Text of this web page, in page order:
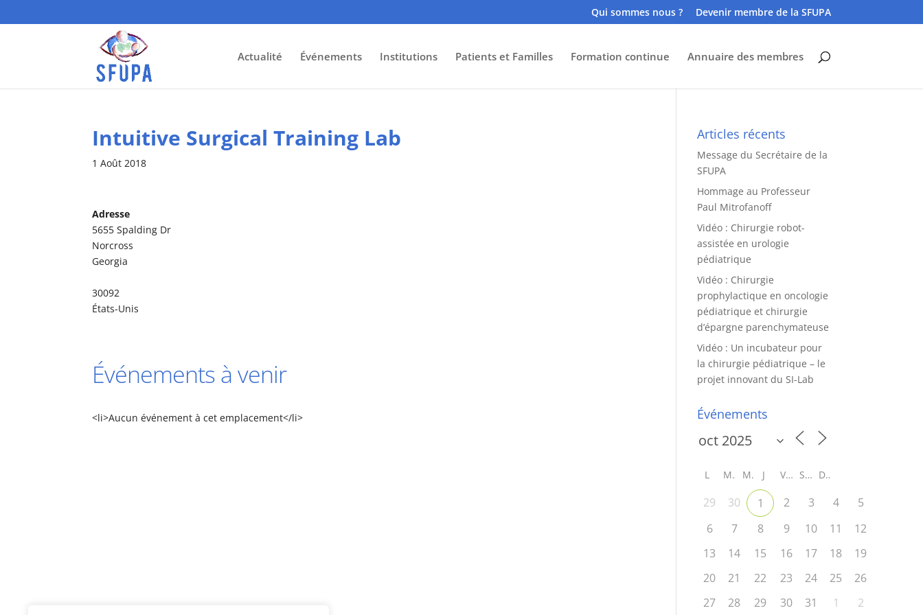
Qui sommes nous ? Devenir membre de la SFUPA
Actualité Événements Institutions Patients et Familles Formation continue Annuaire des membres
Intuitive Surgical Training Lab
1 Août 2018
Adresse
5655 Spalding Dr
Norcross
Georgia
30092
États-Unis
Événements à venir
<li>Aucun événement à cet emplacement</li>
Articles récents
Message du Secrétaire de la
SFUPA
Hommage au Professeur
Paul Mitrofanoff
Vidéo : Chirurgie robot-
assistée en urologie
pédiatrique
Vidéo : Chirurgie
prophylactique en oncologie
pédiatrique et chirurgie
d’épargne parenchymateuse
Vidéo : Un incubateur pour
la chirurgie pédiatrique – le
projet innovant du SI-Lab
Événements
L M M J V S D
29 30 1 2 3 4
5
6
7 8 9 10 11
12
13
14 15 16 17 18
19
20
21 22 23 24 25
26
27
28 29 30 31 1 2